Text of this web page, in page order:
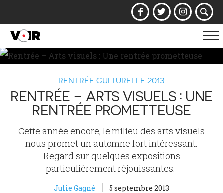
la
RENTRÉE CULTURELLE 2013
RENTRÉE – ARTS VISUELS : UNE
RENTRÉE PROMETTEUSE
Cette année encore, le milieu des arts visuels
nous promet un automne fort intéressant.
Regard sur quelques expositions
particulièrement réjouissantes.
Julie Gagné 5 septembre 2013